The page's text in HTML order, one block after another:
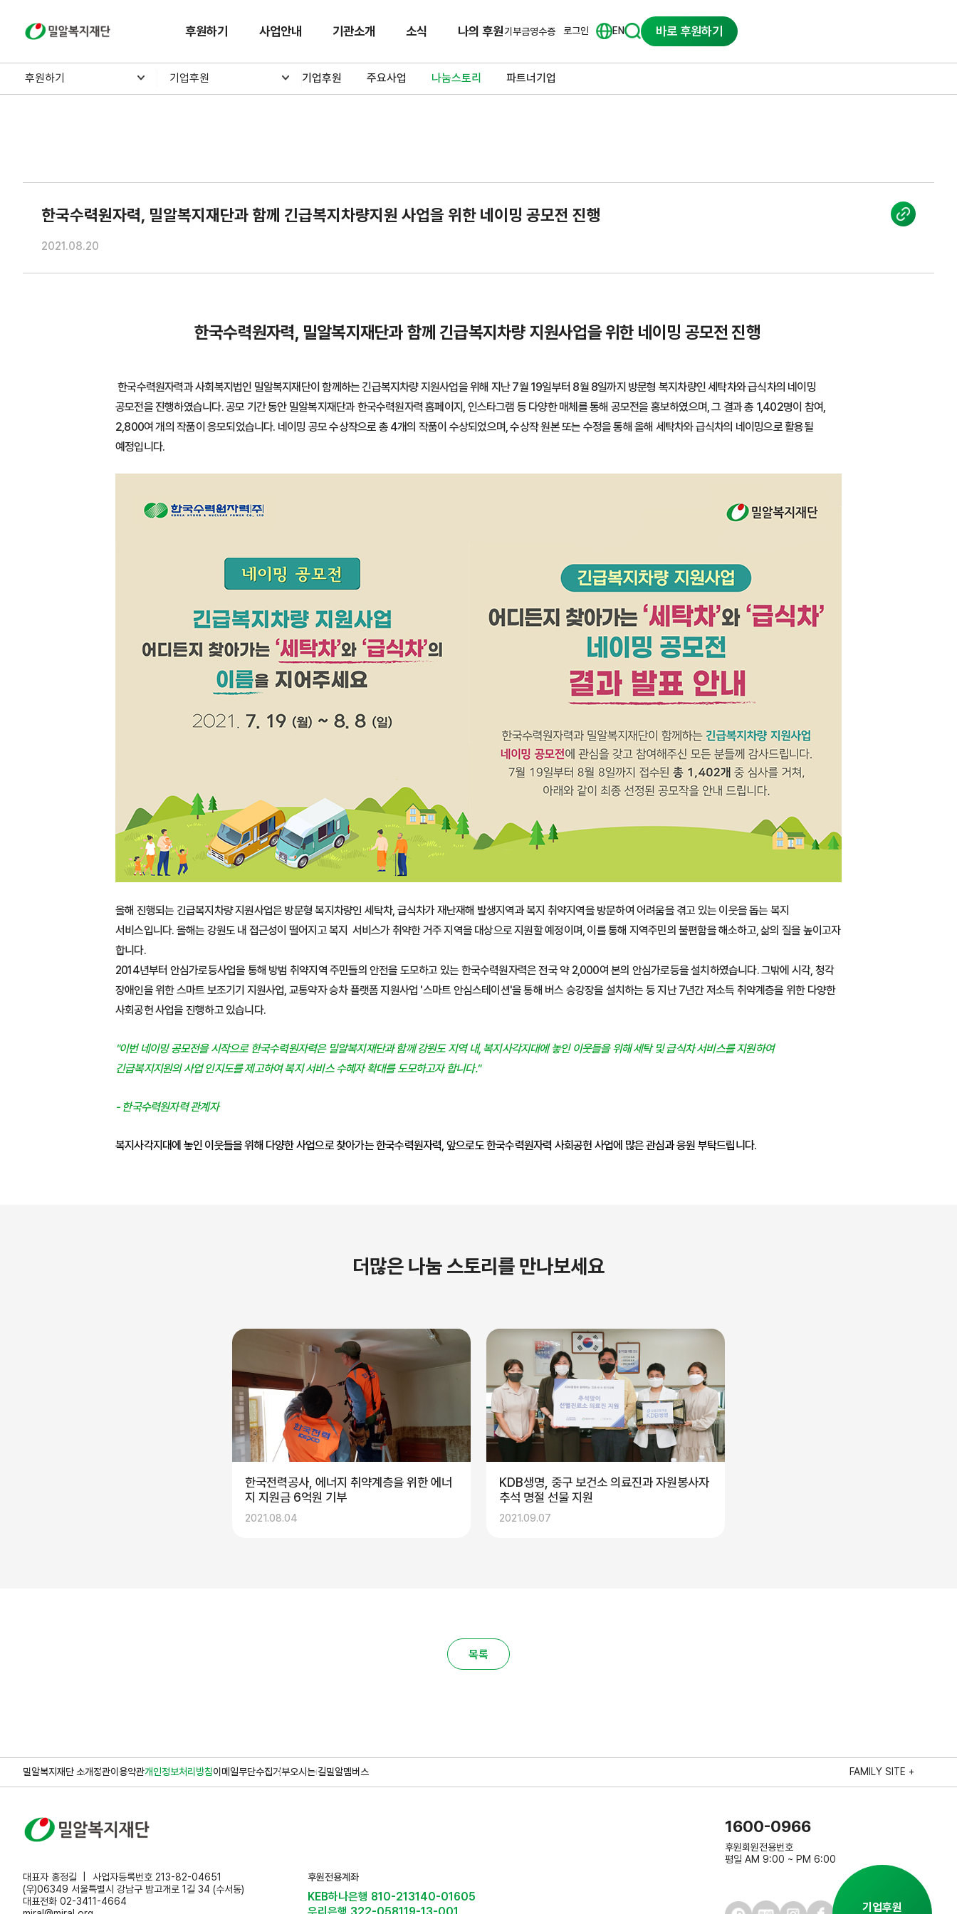
밀알복지재단 후원하기 사업안내 기관소개 소식 나의 후원기부금영수증 로그인 EN 바로 후원하기
후원하기 기업후원 기업후원 주요사업 나눔스토리 파트너기업
한국수력원자력, 밀알복지재단과 함께 긴급복지차량지원 사업을 위한 네이밍 공모전 진행
2021.08.20
한국수력원자력, 밀알복지재단과 함께 긴급복지차량 지원사업을 위한 네이밍 공모전 진행
한국수력원자력과 사회복지법인 밀알복지재단이 함께하는 긴급복지차량 지원사업을 위해 지난 7월 19일부터 8월 8일까지 방문형 복지차량인 세탁차와 급식차의 네이밍
공모전을 진행하였습니다. 공모 기간 동안 밀알복지재단과 한국수력원자력 홈페이지, 인스타그램 등 다양한 매체를 통해 공모전을 홍보하였으며, 그 결과 총 1,402명이 참여,
2,800여 개의 작품이 응모되었습니다. 네이밍 공모 수상작으로 총 4개의 작품이 수상되었으며, 수상작 원본 또는 수정을 통해 올해 세탁차와 급식차의 네이밍으로 활용될
예정입니다.
올해 진행되는 긴급복지차량 지원사업은 방문형 복지차량인 세탁차, 급식차가 재난재해 발생지역과 복지 취약지역을 방문하여 어려움을 겪고 있는 이웃을 돕는 복지
서비스입니다. 올해는 강원도 내 접근성이 떨어지고 복지 서비스가 취약한 거주 지역을 대상으로 지원할 예정이며, 이를 통해 지역주민의 불편함을 해소하고, 삶의 질을 높이고자
합니다.
2014년부터 안심가로등사업을 통해 방범 취약지역 주민들의 안전을 도모하고 있는 한국수력원자력은 전국 약 2,000여 본의 안심가로등을 설치하였습니다. 그밖에 시각, 청각
장애인을 위한 스마트 보조기기 지원사업, 교통약자 승차 플랫폼 지원사업 '스마트 안심스테이션'을 통해 버스 승강장을 설치하는 등 지난 7년간 저소득 취약계층을 위한 다양한
사회공헌 사업을 진행하고 있습니다.
"이번 네이밍 공모전을 시작으로 한국수력원자력은 밀알복지재단과 함께 강원도 지역 내, 복지사각지대에 놓인 이웃들을 위해 세탁 및 급식차 서비스를 지원하여
긴급복지지원의 사업 인지도를 제고하여 복지 서비스 수혜자 확대를 도모하고자 합니다."
-한국수력원자력 관계자
복지사각지대에 놓인 이웃들을 위해 다양한 사업으로 찾아가는 한국수력원자력, 앞으로도 한국수력원자력 사회공헌 사업에 많은 관심과 응원 부탁드립니다.
더많은 나눔 스토리를 만나보세요
한국전력공사, 에너지 취약계층을 위한 에너
지 지원금 6억원 기부
2021.08.04
KDB생명, 중구 보건소 의료진과 자원봉사자
추석 명절 선물 지원
2021.09.07
목록
기업후원
밀알복지재단 소개정관이용약관개인정보처리방침이메일무단수집거부오시는 길밀알멤버스 FAMILY SITE +
대표자 홍정길
사업자등록번호 213-82-04651
(우)06349 서울특별시 강남구 밤고개로 1길 34 (수서동)
대표전화 02-3411-4664
후원전용계좌
KEB하나은행 810-213140-01605
1600-0966
후원회원전용번호
평일 AM 9:00 ~ PM 6:00